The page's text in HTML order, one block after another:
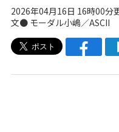
2026年04月16日 16時00分
文● モーダル小嶋／ASCII